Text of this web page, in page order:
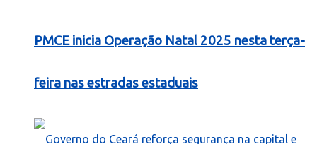
PMCE inicia Operação Natal 2025 nesta terça-
feira nas estradas estaduais